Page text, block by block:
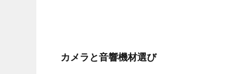
カメラと音響機材選び